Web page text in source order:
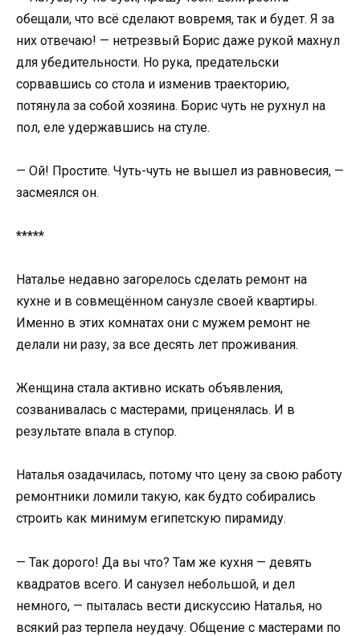
обещали, что всё сделают вовремя, так и будет. Я за
них отвечаю! — нетрезвый Борис даже рукой махнул
для убедительности. Но рука, предательски
сорвавшись со стола и изменив траекторию,
потянула за собой хозяина. Борис чуть не рухнул на
пол, еле удержавшись на стуле.
— Ой! Простите. Чуть-чуть не вышел из равновесия, —
засмеялся он.
*****
Наталье недавно загорелось сделать ремонт на
кухне и в совмещённом санузле своей квартиры.
Именно в этих комнатах они с мужем ремонт не
делали ни разу, за все десять лет проживания.
Женщина стала активно искать объявления,
созванивалась с мастерами, приценялась. И в
результате впала в ступор.
Наталья озадачилась, потому что цену за свою работу
ремонтники ломили такую, как будто собирались
строить как минимум египетскую пирамиду.
— Так дорого! Да вы что? Там же кухня — девять
квадратов всего. И санузел небольшой, и дел
немного, — пыталась вести дискуссию Наталья, но
всякий раз терпела неудачу. Общение с мастерами по